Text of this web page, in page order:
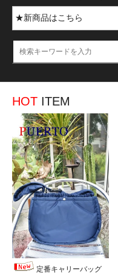
HOT ITEM
定番キャリーバッグ